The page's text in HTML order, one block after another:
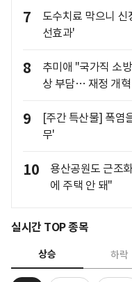
7
도수치료 막으니
선효과'
8
추미애 "국가직 소
상 부담… 재정 개
9
[주간 특산물] 폭염
무'
10
용산공원도 근조
에 주택 안 돼"
실시간 TOP 종목
상승 하락